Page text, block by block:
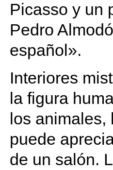
Picasso y un
Pedro
español».
Interiores
la figura
los animales,
puede
de un salón.